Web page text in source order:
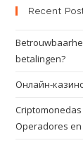
Recent
betalingen?
Онлайн-
Operadores en